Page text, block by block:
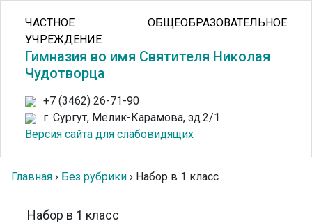
ЧАСТНОЕ ОБЩЕОБРАЗОВАТЕЛЬНОЕ
УЧРЕЖДЕНИЕ
Гимназия во имя Святителя Николая
Чудотворца
+7 (3462) 26-71-90
г. Сургут, Мелик-Карамова, зд.2/1
Версия сайта для слабовидящих
Главная › Без рубрики › Набор в 1 класс
Набор в 1 класс